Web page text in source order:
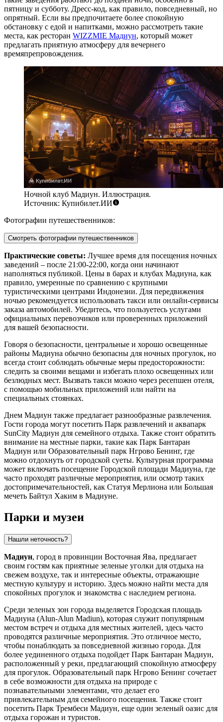
пятницу и субботу. Дресс-код, как правило, повседневный, но
опрятный. Если вы предпочитаете более спокойную
обстановку с едой и напитками, можно рассмотреть такие
места, как ресторан WIZZMIE Мадиун, который может
предлагать приятную атмосферу для вечернего
времяпрепровождения.
Ночной клуб Мадиун. Иллюстрация.
Источник: Купибилет.ИИ
Фотографии путешественников:
Смотреть фотографии путешественников
Практические советы: Лучшее время для посещения ночных
заведений – после 21:00-22:00, когда они начинают
наполняться публикой. Цены в барах и клубах Мадиуна, как
правило, умеренные по сравнению с крупными
туристическими центрами Индонезии. Для передвижения
ночью рекомендуется использовать такси или онлайн-сервисы
заказа автомобилей. Убедитесь, что пользуетесь услугами
официальных перевозчиков или проверенных приложений
для вашей безопасности.
Говоря о безопасности, центральные и хорошо освещенные
районы Мадиуна обычно безопасны для ночных прогулок, но
всегда стоит соблюдать обычные меры предосторожности:
следить за своими вещами и избегать плохо освещенных или
безлюдных мест. Вызвать такси можно через ресепшен отеля,
с помощью мобильных приложений или найти на
специальных стоянках.
Днем Мадиун также предлагает разнообразные развлечения.
Гости города могут посетить Парк развлечений и аквапарк
SunCity Мадиун для семейного отдыха. Также стоит обратить
внимание на местные парки, такие как Парк Бантаран
Мадиун или Образовательный парк Нгрово Бенинг, где
можно отдохнуть от городской суеты. Культурная программа
может включать посещение Городской площади Мадиуна, где
часто проходят различные мероприятия, или осмотр таких
достопримечательностей, как Статуя Мерлиона или Большая
мечеть Байтул Хаким в Мадиуне.
Парки и музеи
Нашли неточность?
Мадиун, город в провинции Восточная Ява, предлагает
своим гостям как приятные зеленые уголки для отдыха на
свежем воздухе, так и интересные объекты, отражающие
местную культуру и историю. Здесь можно найти места для
спокойных прогулок и знакомства с наследием региона.
Среди зеленых зон города выделяется Городская площадь
Мадиуна (Alun-Alun Madiun), которая служит популярным
местом встреч и отдыха для местных жителей, здесь часто
проводятся различные мероприятия. Это отличное место,
чтобы понаблюдать за повседневной жизнью города. Для
более уединенного отдыха подойдет Парк Бантаран Мадиун,
расположенный у реки, предлагающий спокойную атмосферу
для прогулок. Образовательный парк Нгрово Бенинг сочетает
в себе возможности для отдыха на природе с
познавательными элементами, что делает его
привлекательным для семейного посещения. Также стоит
посетить Парк Трембеси Мадиун, еще один зеленый оазис для
отдыха горожан и туристов.